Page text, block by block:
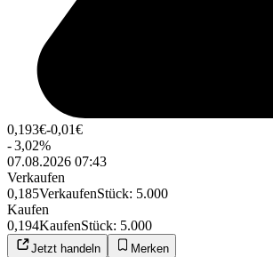
0,193€-0,01€
-3,02%
07.08.2026 07:43
Verkaufen
0,185VerkaufenStück: 5.000
Kaufen
0,194KaufenStück: 5.000
Jetzt handeln Merken